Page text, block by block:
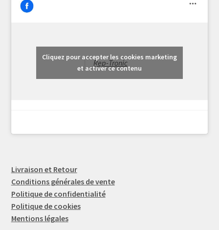
Rep-Tronic
Cliquez pour accepter les cookies marketing
et activer ce contenu
Livraison et Retour
Conditions générales de vente
Politique de confidentialité
Politique de cookies
Mentions légales